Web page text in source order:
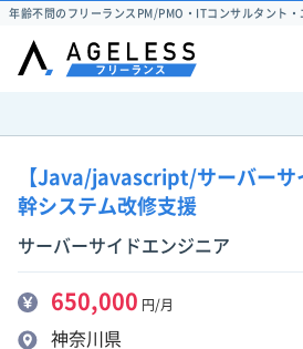
年齢不問のフリーランスPM/PMO・ITコンサルタント
【Java/javascript/サーバーサ
幹システム改修支援
サーバーサイドエンジニア
650,000 円/月
神奈川県